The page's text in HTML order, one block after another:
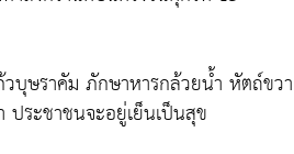
บุษราคัม ภักษาหารกล้วยน้ำ หัตถ์ขวา
ระชาชนจะอยู่เย็นเป็นสุข